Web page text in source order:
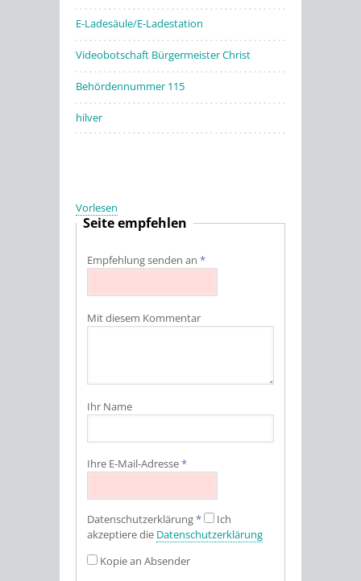
E-Ladesäule/E-Ladestation
Videobotschaft Bürgermeister Christ
Behördennummer 115
hilver
Vorlesen
Seite empfehlen
Empfehlung senden an *
Mit diesem Kommentar
Ihr Name
Ihre E-Mail-Adresse*
Datenschutz­erklärung*
Ich
akzeptiere die Datenschutz­erklärung
Kopie an Absender